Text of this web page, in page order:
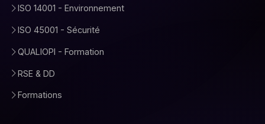
ISO 14001 - Environnement
ISO 45001 - Sécurité
QUALIOPI - Formation
RSE & DD
Formations